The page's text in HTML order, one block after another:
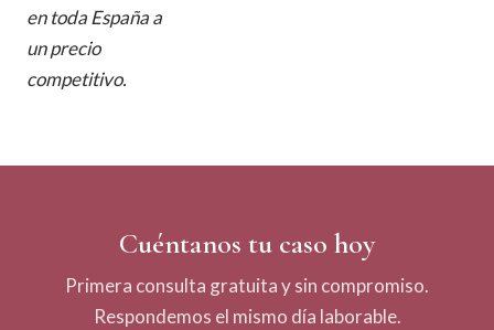
en toda España a
un precio
competitivo.
Cuéntanos tu caso hoy
Primera consulta gratuita y sin compromiso.
Respondemos el mismo día laborable.